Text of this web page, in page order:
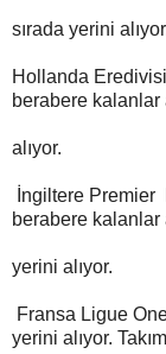
sırada yerini
Hollanda
berabere kalanlar
alıyor.
İngiltere Premier
berabere kalanlar
yerini alıyor.
Fransa Ligue
yerini alıyor.